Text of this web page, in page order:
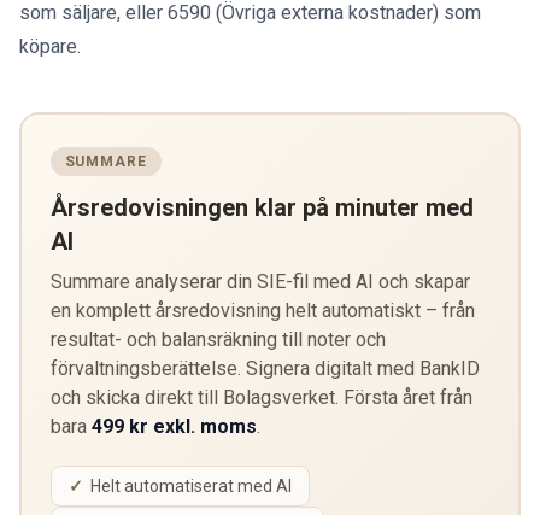
som säljare, eller 6590 (Övriga externa kostnader) som
köpare.
SUMMARE
Årsredovisningen klar på minuter med
AI
Summare analyserar din SIE-fil med AI och skapar
en komplett årsredovisning helt automatiskt – från
resultat- och balansräkning till noter och
förvaltningsberättelse. Signera digitalt med BankID
och skicka direkt till Bolagsverket. Första året från
bara 499 kr exkl. moms
Helt automatiserat med AI